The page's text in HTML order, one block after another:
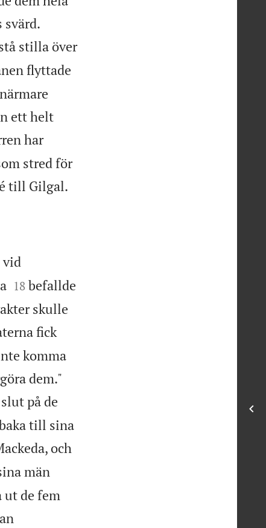
svärd.
stilla över
flyttade
ett helt
har
stred för
till Gilgal.
vid

18 befallde
skulle
fick
komma
dem."
på de
till sina
och
män
de fem